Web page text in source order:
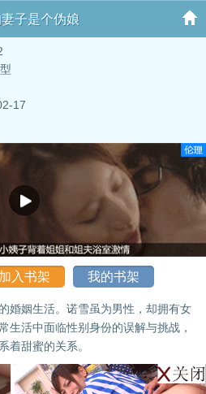
子是个伪娘
17
加入书架 我的书架
婚姻生活。诺雪虽为男性，却拥有女
生活中面临性别身份的误解与挑战，
着甜蜜的关系。